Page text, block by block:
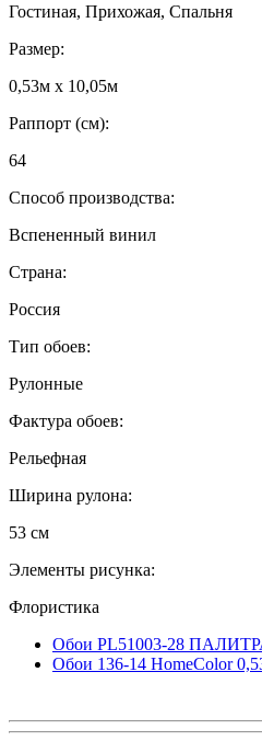
Гостиная, Прихожая, Спальня
Размер:
0,53м x 10,05м
Раппорт (см):
64
Способ производства:
Вспененный винил
Страна:
Россия
Тип обоев:
Рулонные
Фактура обоев:
Рельефная
Ширина рулона:
53 см
Элементы рисунка:
Флористика
Обои PL51003-28
Обои 136-14 HomeColor